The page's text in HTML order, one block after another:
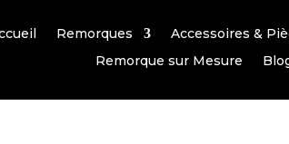
Remorques Accessoires &
Remorque sur Mesure